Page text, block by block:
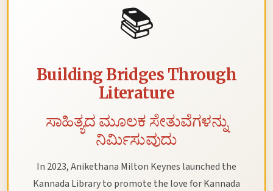
📚
Building Bridges Through
Literature
ಸಾಹಿತ್ಯದ ಮೂಲಕ ಸೇತುವೆಗಳನ್ನು
ನಿರ್ಮಿಸುವುದು
In 2023, Anikethana Milton Keynes launched the
Kannada Library to promote the love for Kannada